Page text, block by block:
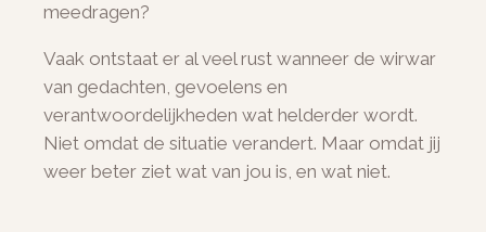
meedragen?
Vaak ontstaat er al veel rust wanneer de wirwar
van gedachten, gevoelens en
verantwoordelijkheden wat helderder wordt.
Niet omdat de situatie verandert. Maar omdat jij
weer beter ziet wat van jou is, en wat niet.